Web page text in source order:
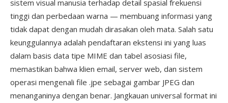
sistem visual manusia terhadap detail spasial frekuensi
tinggi dan perbedaan warna — membuang informasi yang
tidak dapat dengan mudah dirasakan oleh mata. Salah satu
keunggulannya adalah pendaftaran ekstensi ini yang luas
dalam basis data tipe MIME dan tabel asosiasi file,
memastikan bahwa klien email, server web, dan sistem
operasi mengenali file .jpe sebagai gambar JPEG dan
menanganinya dengan benar. Jangkauan universal format ini